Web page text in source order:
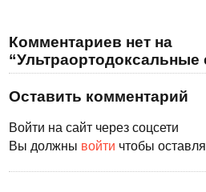
Комментариев нет на
“Ультраортодоксальные
Оставить комментарий
Войти на сайт через соцсети
Вы должны войти чтобы